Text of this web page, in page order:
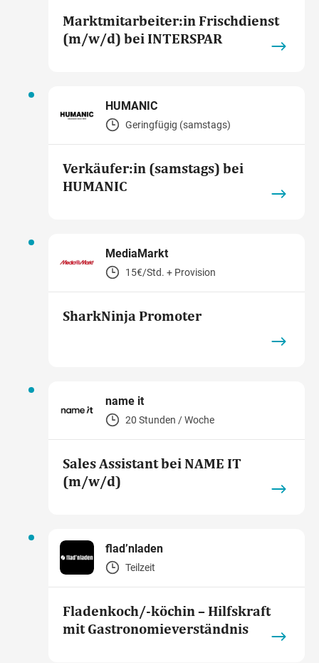
Marktmitarbeiter:in Frischdienst
(m/w/d) bei INTERSPAR
HUMANIC
Geringfügig (samstags)
Verkäufer:in (samstags) bei
HUMANIC
MediaMarkt
15€/Std. + Provision
SharkNinja Promoter
name it
20 Stunden / Woche
Sales Assistant bei NAME IT
(m/w/d)
flad’nladen
Teilzeit
Fladenkoch/-köchin – Hilfskraft
mit Gastronomieverständnis